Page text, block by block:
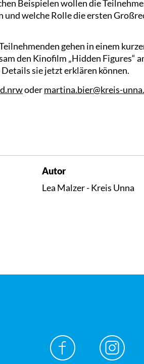
Beispielen wollen die
welche Rolle die ersten
gehen in einem
den Kinofilm „Hidden Figures“
sie jetzt erklären können.
odermartina.bier@kreis-
Autor
Lea Malzer - Kreis Unna